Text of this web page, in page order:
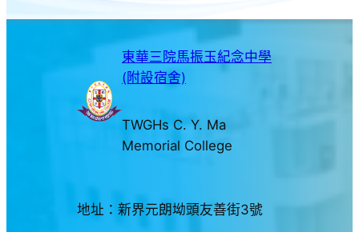
東華三院馬振玉紀念中學
(附設宿舍)
TWGHs C. Y. Ma
Memorial College
地址：新界元朗坳頭友善街3號